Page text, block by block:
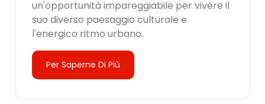
un'opportunità impareggiabile per vivere il
suo diverso paesaggio culturale e
l'energico ritmo urbano.
Per Saperne Di Più